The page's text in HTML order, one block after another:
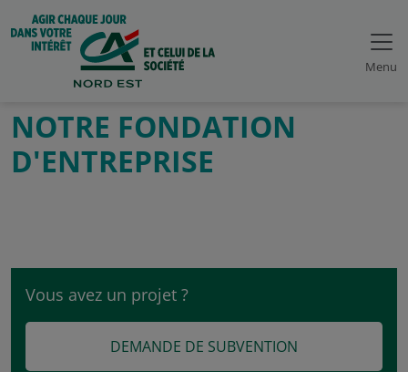
Menu
NOTRE FONDATION
D'ENTREPRISE
Vous avez un projet ?
DEMANDE DE SUBVENTION